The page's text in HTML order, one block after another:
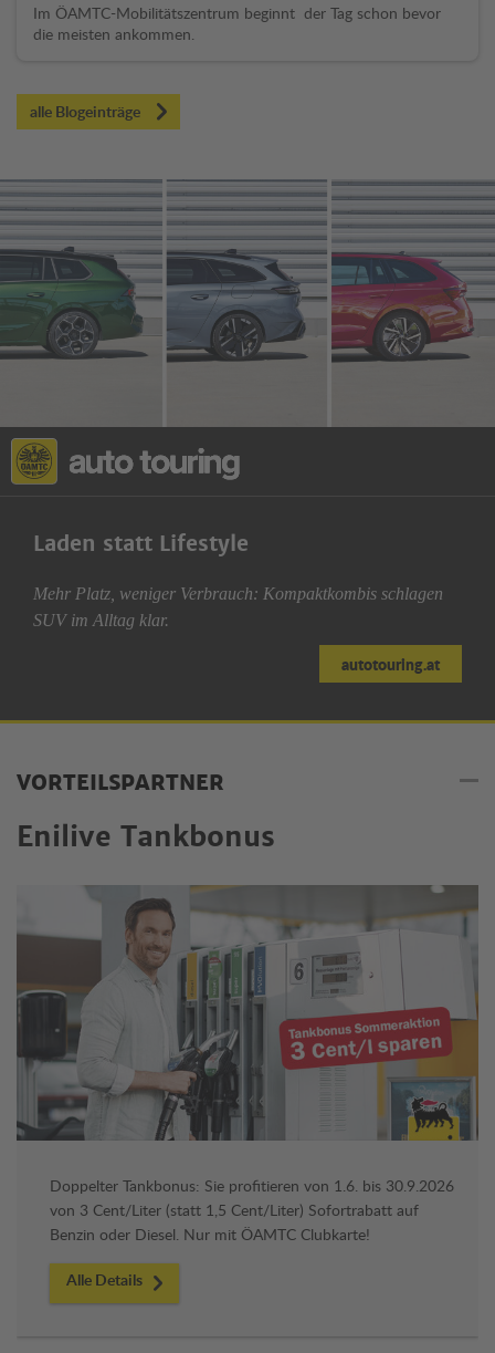
Im ÖAMTC-Mobilitätszentrum beginnt der Tag schon bevor
die meisten ankommen.
alle Blogeinträge
Laden statt Lifestyle
Mehr Platz, weniger Verbrauch: Kompaktkombis schlagen
SUV im Alltag klar.
autotouring.at
VORTEILSPARTNER
Enilive Tankbonus
Doppelter Tankbonus: Sie profitieren von 1.6. bis 30.9.2026
von 3 Cent/Liter (statt 1,5 Cent/Liter) Sofortrabatt auf
Benzin oder Diesel. Nur mit ÖAMTC Clubkarte!
Alle Details